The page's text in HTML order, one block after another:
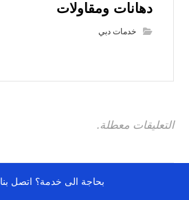
دهانات ومقاولات
خدمات دبي
التعليقات معطلة.
بحاجة الى خدمة؟ اتصل بنا